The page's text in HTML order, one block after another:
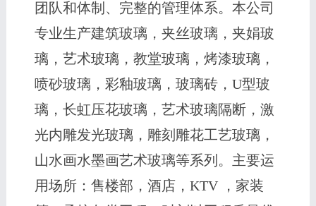
团队和体制、完整的管理体系。本公司
专业生产建筑玻璃，夹丝玻璃，夹娟玻
璃，艺术玻璃，教堂玻璃，烤漆玻璃，
喷砂玻璃，彩釉玻璃，玻璃砖，U型玻
璃，长虹压花玻璃，艺术玻璃隔断，激
光内雕发光玻璃，雕刻雕花工艺玻璃，
山水画水墨画艺术玻璃等系列。主要运
用场所：售楼部，酒店，KTV ，家装